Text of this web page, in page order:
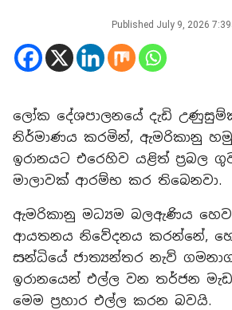
Published July 9, 2026
ලෝක දේශපාලනයේ දැඩි
නිර්මාණය කරමින්, ඇමරිකානු
ඉරානයට එරෙහිව යළිත් ප්‍රබල
මාලාවක් ආරම්භ කර තිබෙනවා.
ඇමරිකානු මධ්‍යම බලඇණිය
ආයතනය නිවේදනය කරන්නේ,
සන්ධියේ ජාත්‍යන්තර නැව්
ඉරානයෙන් එල්ල වන තර්ජන
මෙම ප්‍රහාර එල්ල කරන බවයි.